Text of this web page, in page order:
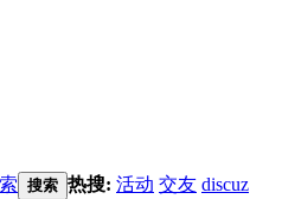
搜索 热搜: 活动 交友 discuz